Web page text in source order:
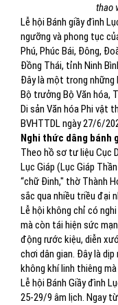
thao
Lễ hội Bánh giầy đình
ngưỡng và phong tục
Phú, Phúc Bái, Đông,
Đồng Thái, tỉnh Ninh
Đây là một trong
Bộ trưởng Bộ Văn hóa,
Di sản Văn hóa Phi vật
BVHTTDL ngày 27/6/
Nghi thức dâng bánh
Theo hồ sơ tư liệu Cục
Lục Giáp (Lục Giáp
“chữ Đinh," thờ Thành
sắc qua nhiều triều đại
Lễ hội không chỉ có
mà còn tái hiện sức
động rước kiệu, diễn
chơi dân gian. Đây là
không khí linh thiêng
Lễ hội Bánh Giầy đình
25-29/9 âm lịch. Ngay